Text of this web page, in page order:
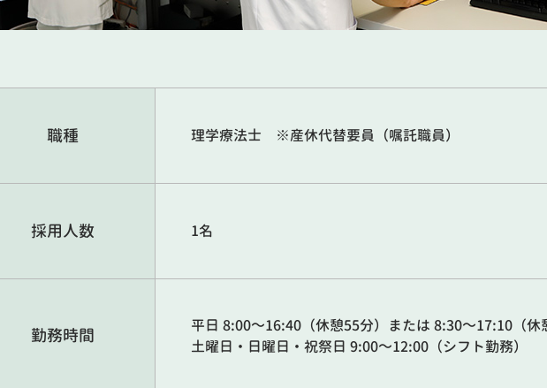
職種 理学療法士 ※産休代替要員（嘱託職員）
採用人数 1名
勤務時間
平日 8:00～16:40（休憩55分）または 8:30～17:10（休
土曜日・日曜日・祝祭日 9:00～12:00（シフト勤務）